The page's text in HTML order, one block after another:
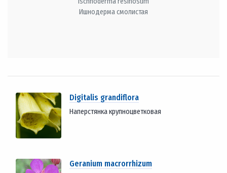
Ишнодерма смолистая
Digitalis grandiflora
Наперстянка крупноцветковая
Geranium macrorrhizum